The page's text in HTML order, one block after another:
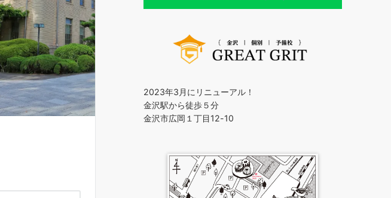
2023年3月にリニューアル！
金沢駅から徒歩５分
金沢市広岡１丁目12-10